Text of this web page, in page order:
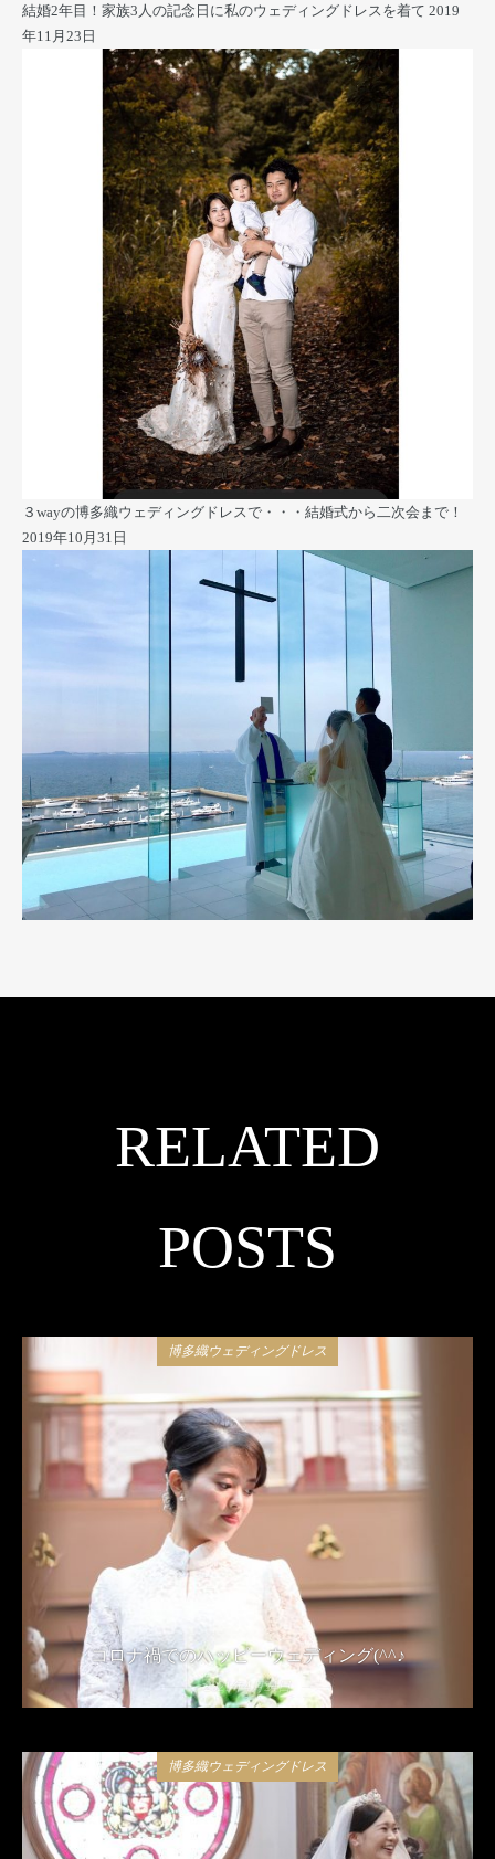
結婚2年目！家族3人の記念日に私のウェディングドレスを着て 2019
年11月23日
３wayの博多織ウェディングドレスで・・・結婚式から二次会まで！
2019年10月31日
RELATED
POSTS
博多織ウェディングドレス
コロナ禍でのハッピーウェディング(^^♪
2021年4月24日
博多織ウェディングドレス